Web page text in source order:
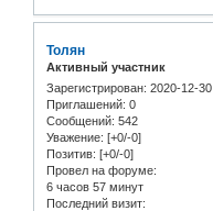
Толян
Активный участник
Зарегистрирован: 2020-12-30
Приглашений: 0
Сообщений: 542
Уважение: [+0/-0]
Позитив: [+0/-0]
Провел на форуме:
6 часов 57 минут
Последний визит: